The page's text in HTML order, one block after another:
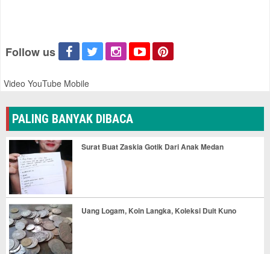
Follow us
Video YouTube Mobile
PALING BANYAK DIBACA
Surat Buat Zaskia Gotik Dari Anak Medan
Uang Logam, Koin Langka, Koleksi Duit Kuno